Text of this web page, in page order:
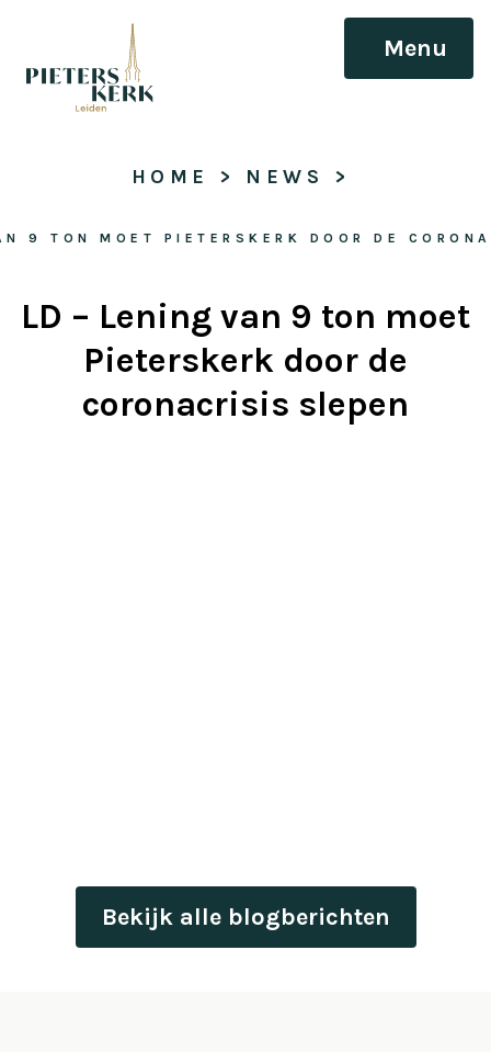
Menu
HOME > NEWS >
9 TON MOET PIETERSKERK DOOR DE
LD – Lening van 9 ton moet
Pieterskerk door de
coronacrisis slepen
Bekijk alle blogberichten